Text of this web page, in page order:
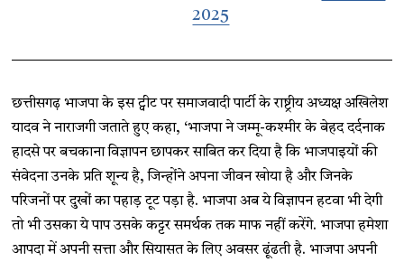
2025
छत्तीसगढ़ भाजपा के इस ट्वीट पर समाजवादी पार्टी के राष्ट्रीय अध्यक्ष अखिलेश
यादव ने नाराजगी जताते हुए कहा, ‘भाजपा ने जम्मू-कश्मीर के बेहद दर्दनाक
हादसे पर बचकाना विज्ञापन छापकर साबित कर दिया है कि भाजपाइयों की
संवेदना उनके प्रति शून्य है, जिन्होंने अपना जीवन खोया है और जिनके
परिजनों पर दुखों का पहाड़ टूट पड़ा है. भाजपा अब ये विज्ञापन हटवा भी देगी
तो भी उसका ये पाप उसके कट्टर समर्थक तक माफ नहीं करेंगे. भाजपा हमेशा
आपदा में अपनी सत्ता और सियासत के लिए अवसर ढूंढती है. भाजपा अपनी